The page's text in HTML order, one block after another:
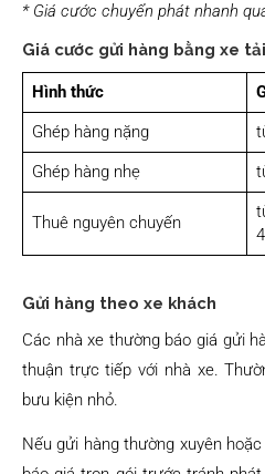
* Giá cước chuyển phát nhanh
Giá cước gửi hàng bằng xe tải
Hình thức
Ghép hàng nặng
Ghép hàng nhẹ
Thuê nguyên chuyến
Gửi hàng theo xe khách
Các nhà xe thường báo giá gửi
thuận trực tiếp với nhà xe.
bưu kiện nhỏ.
Nếu gửi hàng thường xuyên